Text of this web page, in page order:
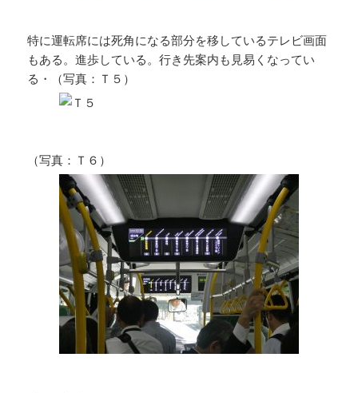
特に運転席には死角になる部分を移しているテレビ画面
もある。進歩している。行き先案内も見易くなってい
る・（写真：Ｔ５）
（写真：Ｔ６）